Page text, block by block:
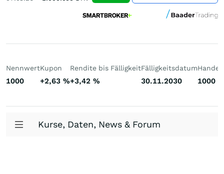
Nennwert
1000
Kupon
+2,63 %
Rendite bis Fälligkeit
+3,42 %
Fälligkeitsdatum
30.11.2030 1000
Kurse, Daten, News & Forum